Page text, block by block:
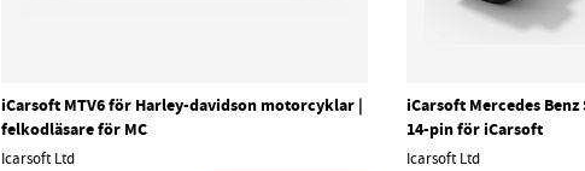
iCarsoft MTV6 för Harley-davidson motorcyklar |
felkodläsare för MC
Icarsoft Ltd
iCarsoft Mercedes
14-pin för iCarsoft
Icarsoft Ltd